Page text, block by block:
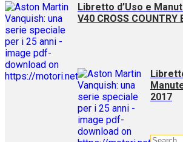
Libretto d’Uso e
V40 CROSS
2017